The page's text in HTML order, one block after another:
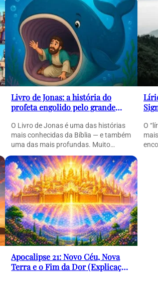
Livro de Jonas: a história do
profeta engolido pelo grande
O Livro de Jonas é uma das histórias
mais conhecidas da Bíblia — e também
uma das mais profundas. Muito…
O
Apocalipse 21: Novo Céu, Nova
Terra e o Fim da Dor (Explicação